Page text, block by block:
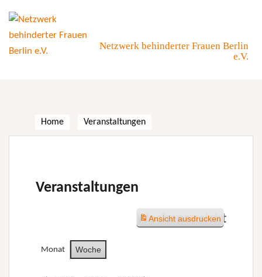
content
Netzwerk behinderter Frauen Berlin
e.V.
Home Veranstaltungen
Veranstaltungen
Wochenansicht
Monat Woche
Ansichtausdrucken